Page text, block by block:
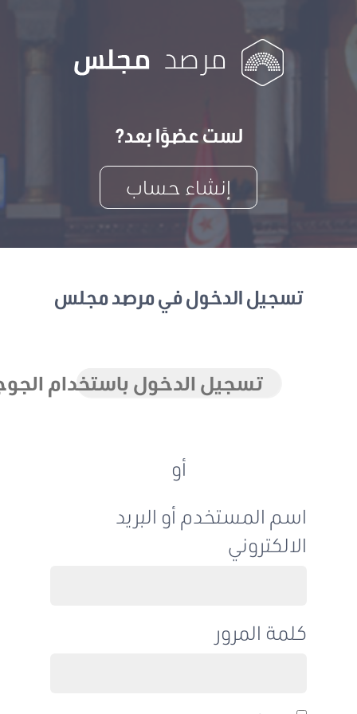
لست عضوًا بعد?
إنشاء حساب
تسجيل الدخول في مرصد مجلس
تسجيل الدخول باستخدام الجوجل
اسم المستخدم أو البريد
الالكتروني
كلمة المرور